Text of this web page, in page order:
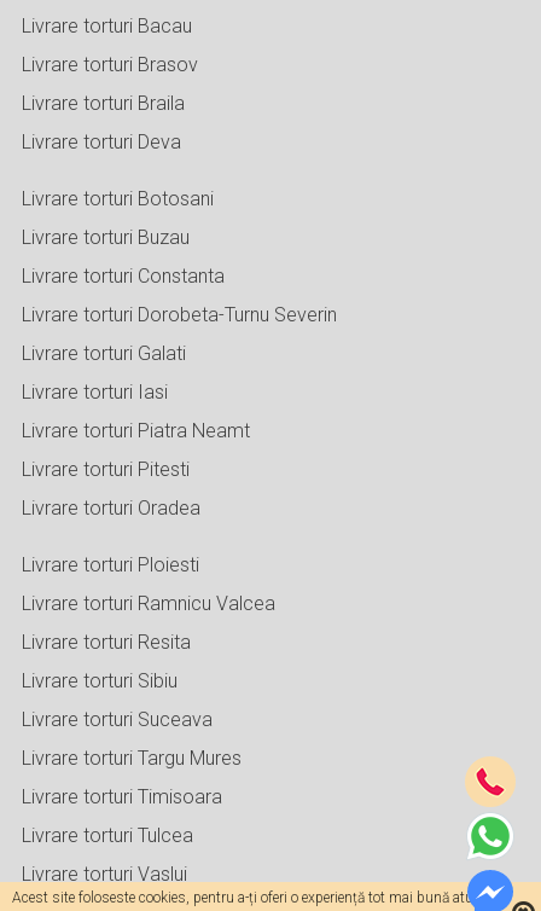
Livrare torturi Bacau
Livrare torturi Brasov
Livrare torturi Braila
Livrare torturi Deva
Livrare torturi Botosani
Livrare torturi Buzau
Livrare torturi Constanta
Livrare torturi Dorobeta-Turnu Severin
Livrare torturi Galati
Livrare torturi Iasi
Livrare torturi Piatra Neamt
Livrare torturi Pitesti
Livrare torturi Oradea
Livrare torturi Ploiesti
Livrare torturi Ramnicu Valcea
Livrare torturi Resita
Livrare torturi Sibiu
Livrare torturi Suceava
Livrare torturi Targu Mures
Livrare torturi Timisoara
Livrare torturi Tulcea
Livrare torturi Vaslui
Acest site foloseste cookies, pentru a-ți oferi o experiență tot mai bună atunci